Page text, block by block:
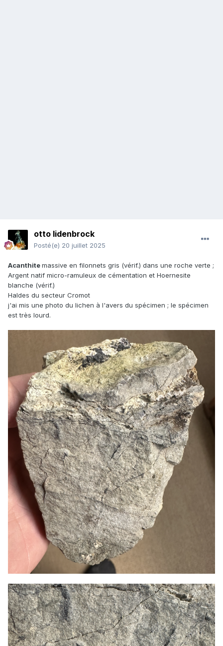
otto lidenbrock
Posté(e) 20 juillet 2025
Acanthitemassive en filonnets gris (vérif.) dans une roche verte ;
Argent natif micro-ramuleux de cémentation et Hoernesite
blanche (vérif.)
Haldes du secteur Cromot
j'ai mis une photo du lichen à l'avers du spécimen ; le spécimen
est très lourd.